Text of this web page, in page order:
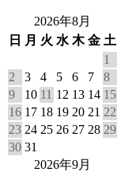
2026年8月
日
月 火 水 木 金 土
1
2
3 4 5 6 7
8
9
10 11 12 13 14 15
16 17 18 19 20 21 22
23 24 25 26 27 28 29
30 31
2026年9月